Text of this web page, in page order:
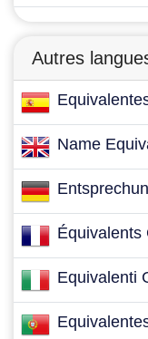
Autres
Name
Équivalents
Equivalenti